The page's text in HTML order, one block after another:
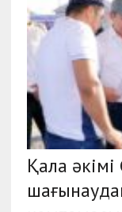
Қала әкімі